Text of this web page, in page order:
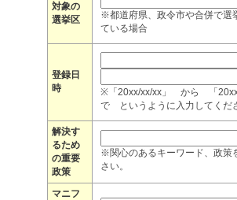
対象の
選挙区
※都道府県、政令市や合併で選
ている場合
登録日
時
※「20xx/xx/xx」 から 「
で というように入力してくだ
解決す
るため
の重要
政策
※関心のあるキーワード、政策
さい。
マニフ